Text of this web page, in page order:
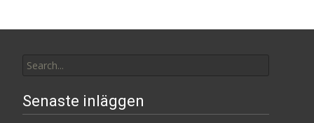
for:
Senaste inläggen